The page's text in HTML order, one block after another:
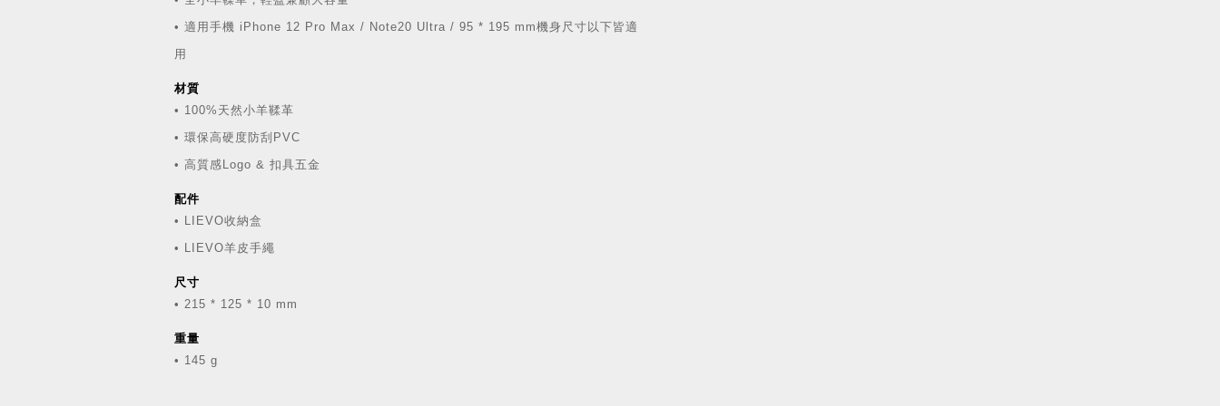
• 適用手機 iPhone 12 Pro Max / Note20 Ultra / 95 * 195 mm機身尺寸以下皆適
用
材質
• 100%天然小羊鞣革
• 環保高硬度防刮PVC
• 高質感Logo & 扣具五金
配件
• LIEVO收納盒
• LIEVO羊皮手繩
尺寸
• 215 * 125 * 10 mm
重量
• 145 g